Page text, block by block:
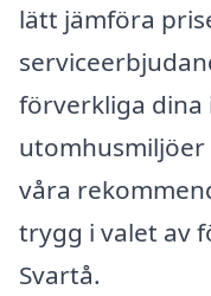
lätt jämföra
förverkliga dina
utomhusmiljöer
våra
trygg i valet av
Svartå.